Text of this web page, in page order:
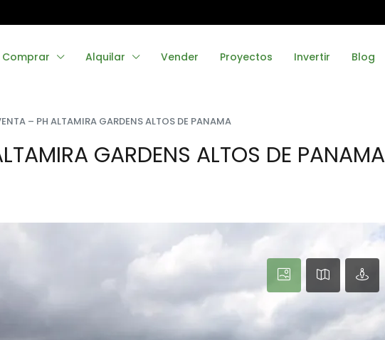
Comprar Alquilar Vender Proyectos Invertir Blog
– PH ALTAMIRA GARDENS ALTOS DE PANAMA
GARDENS ALTOS DE PANAMA